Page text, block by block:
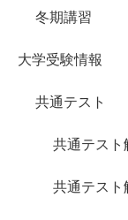
冬期講習
大学受験情報
共通テスト
共通テスト
共通テスト